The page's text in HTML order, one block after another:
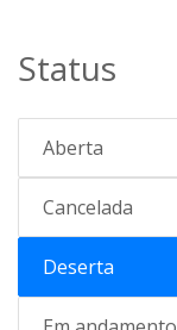
Status
Aberta
Cancelada
Deserta